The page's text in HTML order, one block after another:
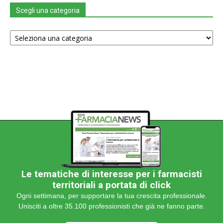
Scegli una categoria
Scegli
una
Le tematiche di interesse per i farmacisti
territoriali a portata di click
Ogni settimana, per supportare la tua crescita professionale.
Unisciti a oltre 35.100 professionisti che già ne fanno parte.